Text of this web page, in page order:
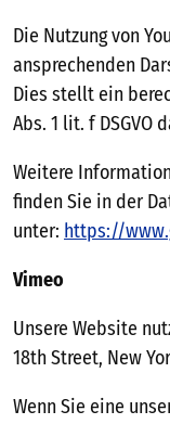
Die Nutzung von
ansprechenden
Dies stellt ein
Abs. 1 lit. f DSGVO
Weitere
finden Sie in der
unter: https://
Vimeo
Unsere Website
18th Street, New
Wenn Sie eine